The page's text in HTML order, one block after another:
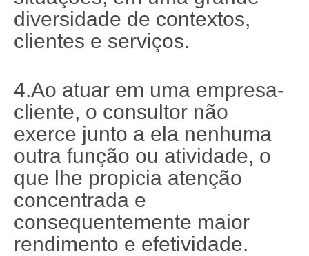
diversidade de contextos,
clientes e serviços.
4.Ao atuar em uma empresa-
cliente, o consultor não
exerce junto a ela nenhuma
outra função ou atividade, o
que lhe propicia atenção
concentrada e
consequentemente maior
rendimento e efetividade.